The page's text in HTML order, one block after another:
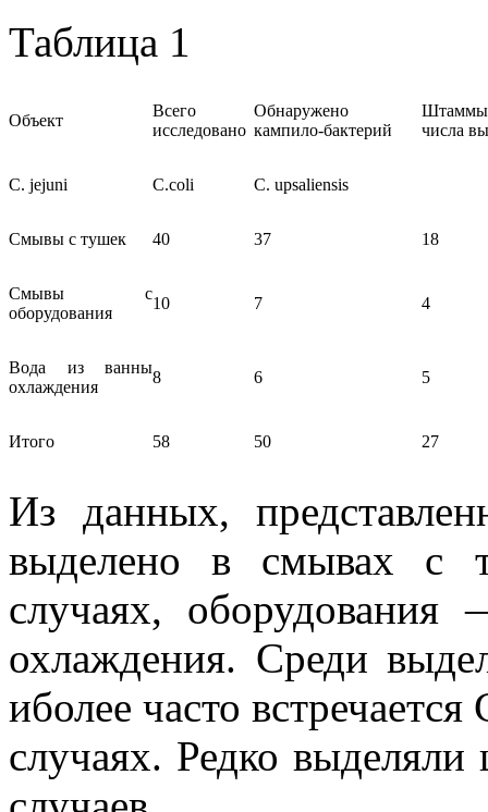
Таблица 1
Объект
Всего
исследовано
Обнаружено
кампило-бактерий
Штаммы
числа
С. jejuni C.coli C. upsaliensis
Смывы с тушек 40 37 18
Смывы с
оборудования
10 7 4
Вода из ванны
охлаждения
8 6 5
Итого 58 50 27
Из данных,
выделено в смывах с
случаях,
охлаждения. Среди
иболее часто
случаях. Редко